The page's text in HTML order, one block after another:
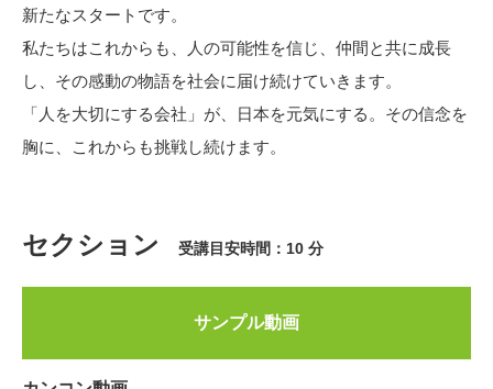
新たなスタートです。
私たちはこれからも、人の可能性を信じ、仲間と共に成長
し、その感動の物語を社会に届け続けていきます。
「人を大切にする会社」が、日本を元気にする。その信念を
胸に、これからも挑戦し続けます。
セクション 受講目安時間：10 分
サンプル動画